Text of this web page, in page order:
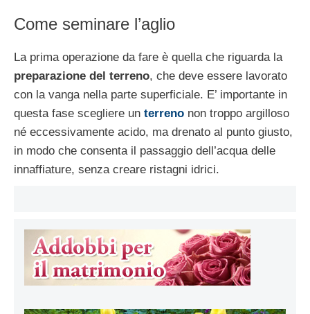
Come seminare l’aglio
La prima operazione da fare è quella che riguarda la
preparazione del terreno, che deve essere lavorato
con la vanga nella parte superficiale. E’ importante in
questa fase scegliere un terreno non troppo argilloso
né eccessivamente acido, ma drenato al punto giusto,
in modo che consenta il passaggio dell’acqua delle
innaffiature, senza creare ristagni idrici.